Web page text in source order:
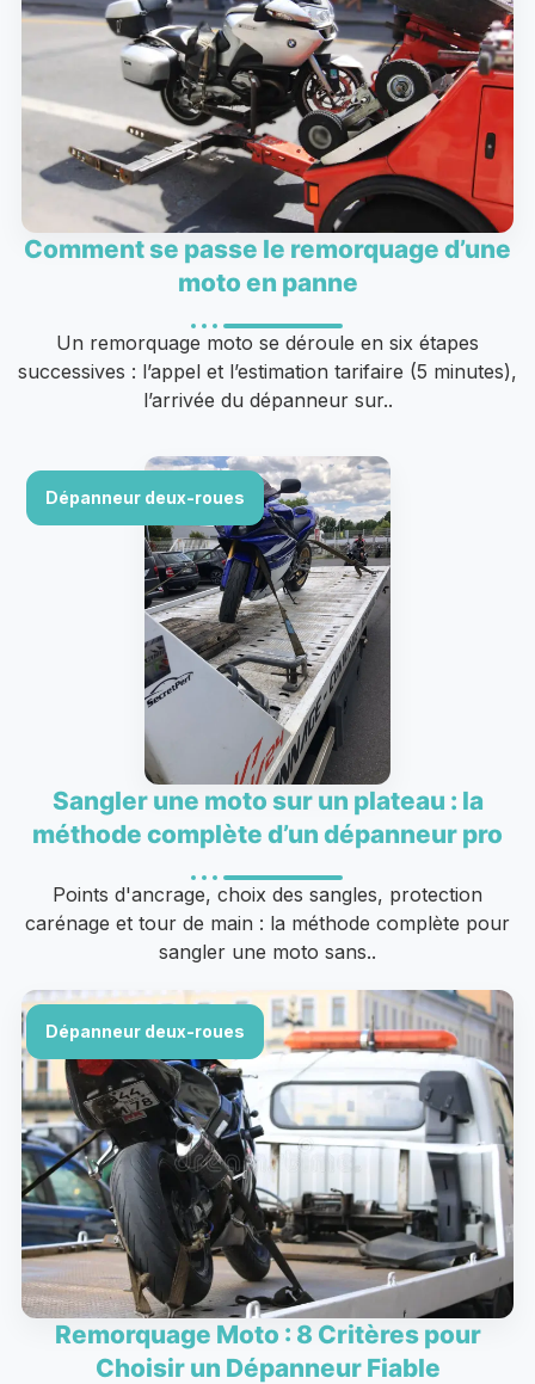
Comment se passe le remorquage d’une
moto en panne
Un remorquage moto se déroule en six étapes
successives : l’appel et l’estimation tarifaire (5 minutes),
l’arrivée du dépanneur sur..
Dépanneur deux-roues
Sangler une moto sur un plateau : la
méthode complète d’un dépanneur pro
Points d'ancrage, choix des sangles, protection
carénage et tour de main : la méthode complète pour
sangler une moto sans..
Dépanneur deux-roues
Remorquage Moto : 8 Critères pour
Choisir un Dépanneur Fiable